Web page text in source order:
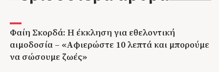
Φαίη Σκορδά: Η έκκληση για εθελοντική
αιμοδοσία – «Αφιερώστε 10 λεπτά και μπορούμε
να σώσουμε ζωές»